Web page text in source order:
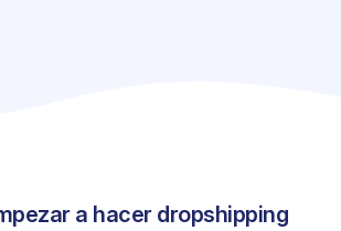
a hacer dropshipping